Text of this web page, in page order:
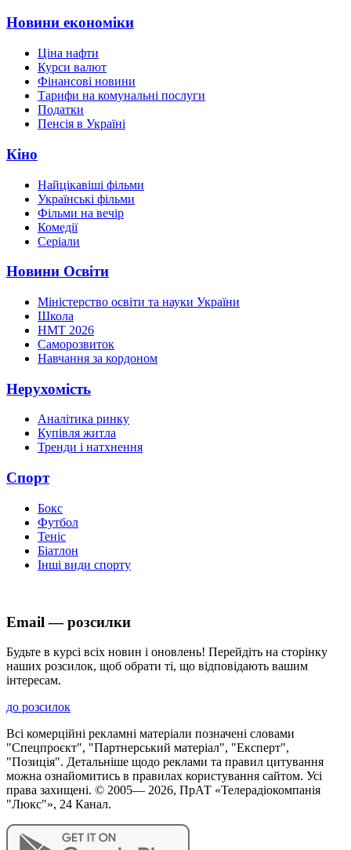
Новини економіки
Ціна нафти
Курси валют
Фінансові новини
Тарифи на комунальні послуги
Податки
Пенсія в Україні
Кіно
Найцікавіші фільми
Українські фільми
Фільми на вечір
Комедії
Серіали
Новини Освіти
Міністерство освіти та науки України
Школа
НМТ 2026
Саморозвиток
Навчання за кордоном
Нерухомість
Аналітика ринку
Купівля житла
Тренди і натхнення
Спорт
Бокс
Футбол
Теніс
Біатлон
Інші види спорту
Email — розсилки
Будьте в курсі всіх новин і оновлень! Перейдіть на сторінку
наших розсилок, щоб обрати ті, що відповідають вашим
інтересам.
до розсилок
Всі комерційні рекламні матеріали позначені словами
"Спецпроєкт", "Партнерський матеріал", "Експерт",
"Позиція". Детальніше щодо реклами та правил цитування
можна ознайомитись в правилах користування сайтом. Усі
права захищені. © 2005— 2026, ПрАТ «Телерадіокомпанія
"Люкс"», 24 Канал.